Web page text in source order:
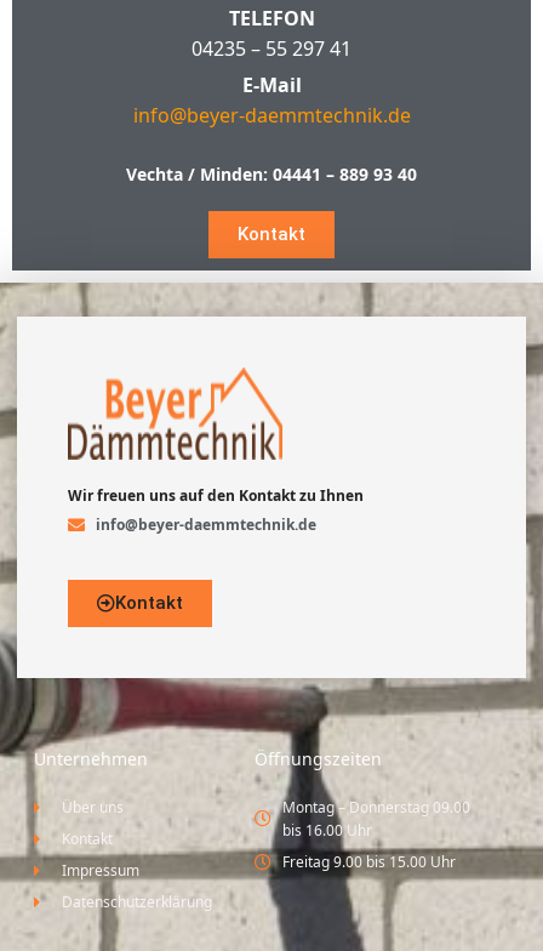
TELEFON
04235 – 55 297 41
E-Mail
info@beyer-daemmtechnik.de
Vechta / Minden: 04441 – 889 93 40
Kontakt
Wir freuen uns auf den Kontakt zu Ihnen
info@beyer-daemmtechnik.de
Kontakt
Unternehmen
Über uns
Kontakt
Impressum
Datenschutzerklärung
Öffnungszeiten
Montag – Donnerstag 09.00
bis 16.00 Uhr
Freitag 9.00 bis 15.00 Uhr